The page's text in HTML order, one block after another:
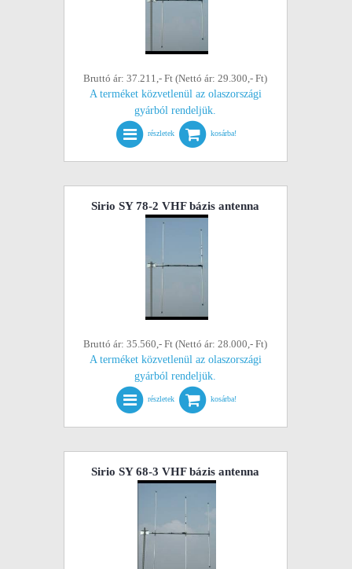
Bruttó ár: 37.211,- Ft (Nettó ár: 29.300,- Ft)
A terméket közvetlenül az olaszországi
gyárból rendeljük.
részletek kosárba!
Sirio SY 78-2 VHF bázis antenna
Bruttó ár: 35.560,- Ft (Nettó ár: 28.000,- Ft)
A terméket közvetlenül az olaszországi
gyárból rendeljük.
részletek kosárba!
Sirio SY 68-3 VHF bázis antenna